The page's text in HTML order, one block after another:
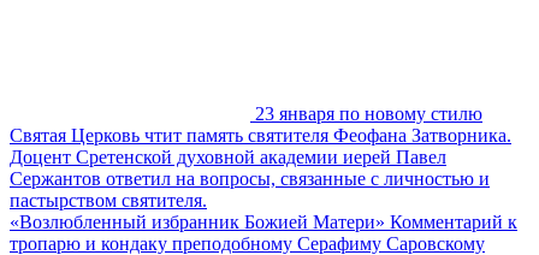
23 января по новому стилю
Святая Церковь чтит память святителя Феофана Затворника.
Доцент Сретенской духовной академии иерей Павел
Сержантов ответил на вопросы, связанные с личностью и
пастырством святителя.
«Возлюбленный избранник Божией Матери» Комментарий к
тропарю и кондаку преподобному Серафиму Саровскому